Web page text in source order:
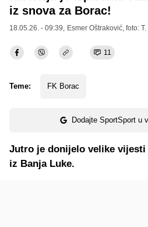
iz snova za Borac!
18.05.26. - 09:39, Esmer Oštraković , foto:
11
Teme: FK Borac
Dodajte SportSport u
Jutro je donijelo velike vijesti
iz Banja Luke.